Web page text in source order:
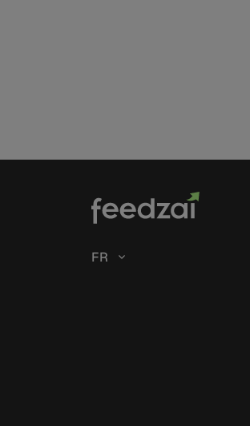
FR